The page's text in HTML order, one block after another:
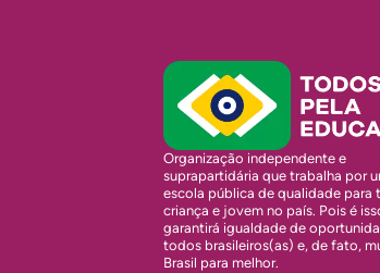
Organização independente e
suprapartidária que trabalha por
escola pública de qualidade para
criança e jovem no país. Pois é
garantirá igualdade de
todos brasileiros(as) e, de fato,
Brasil para melhor.